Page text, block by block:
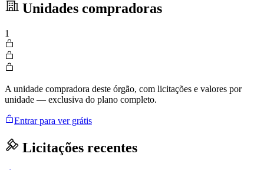
Unidades compradoras
1
A unidade compradora deste órgão, com licitações e valores por
unidade — exclusiva do plano completo.
Entrar para ver grátis
Licitações recentes